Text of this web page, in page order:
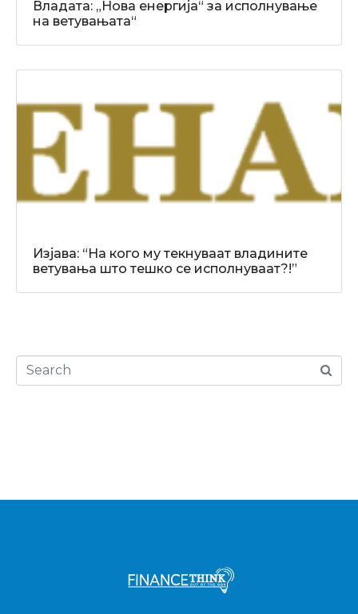
Владата: „Нова енергија“ за исполнување
на ветувањата“
Изјава: “На кого му текнуваат владините
ветувања што тешко се исполнуваат?!”